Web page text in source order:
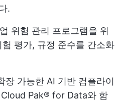
.
위험 관리 프로그램을 위
평가, 규정 준수를 간소화
장 가능한 AI 기반 컴플라이
Pak® for Data와 함